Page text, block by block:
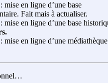
mise en ligne d’une base
Fait mais à actualiser.
mise en ligne d’une base
mise en ligne d’une